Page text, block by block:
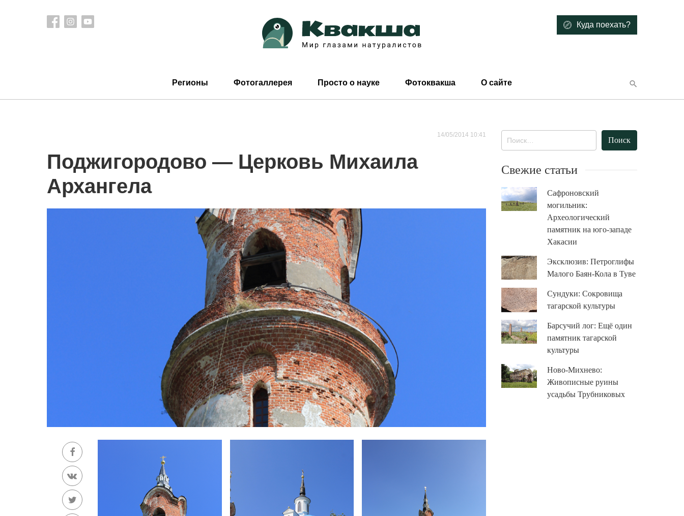
Куда поехать?
Регионы Фотогаллерея Просто о науке Фотоквакша О сайте
14/05/2014 10:41
Поджигородово — Церковь Михаила
Архангела
Свежие статьи
Сафроновский
могильник:
Археологический
памятник на юго-западе
Хакасии
Эксклюзив: Петроглифы
Малого Баян-Кола в Туве
Сундуки: Сокровища
тагарской культуры
Барсучий лог: Ещё один
памятник тагарской
культуры
Ново-Михнево:
Живописные руины
усадьбы Трубниковых